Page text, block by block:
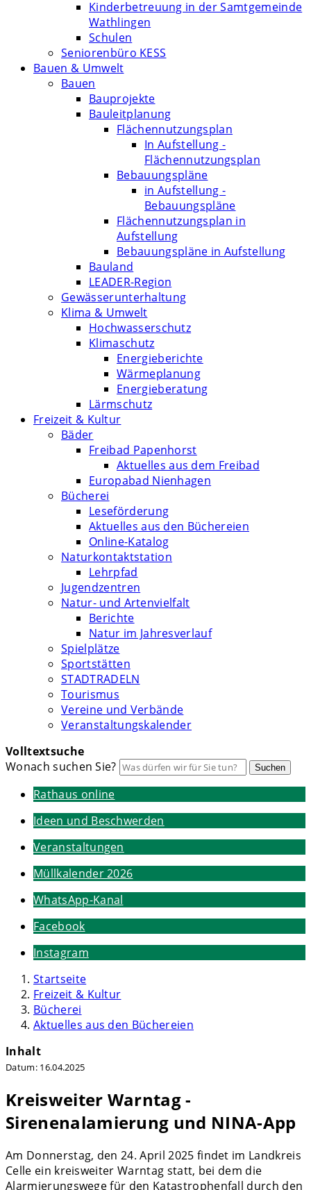
Kinderbetreuung in der Samtgemeinde
Wathlingen
Schulen
Seniorenbüro KESS
Bauen & Umwelt
Bauen
Bauprojekte
Bauleitplanung
Flächennutzungsplan
In Aufstellung -
Flächennutzungsplan
Bebauungspläne
in Aufstellung -
Bebauungspläne
Flächennutzungsplan in
Aufstellung
Bebauungspläne in Aufstellung
Bauland
LEADER-Region
Gewässerunterhaltung
Klima & Umwelt
Hochwasserschutz
Klimaschutz
Energieberichte
Wärmeplanung
Energieberatung
Lärmschutz
Freizeit & Kultur
Bäder
Freibad Papenhorst
Aktuelles aus dem Freibad
Europabad Nienhagen
Bücherei
Leseförderung
Aktuelles aus den Büchereien
Online-Katalog
Naturkontaktstation
Lehrpfad
Jugendzentren
Natur- und Artenvielfalt
Berichte
Natur im Jahresverlauf
Spielplätze
Sportstätten
STADTRADELN
Tourismus
Vereine und Verbände
Veranstaltungskalender
Volltextsuche
Wonach suchen Sie?
Suchen
Rathaus online
Ideen und Beschwerden
Veranstaltungen
Müllkalender 2026
WhatsApp-Kanal
Facebook
Instagram
Startseite
Freizeit & Kultur
Bücherei
Aktuelles aus den Büchereien
Inhalt
Datum: 16.04.2025
Kreisweiter Warntag -
Sirenenalamierung und NINA-App
Am Donnerstag, den 24. April 2025 findet im Landkreis
Celle ein kreisweiter Warntag statt, bei dem die
Alarmierungswege für den Katastrophenfall durch den